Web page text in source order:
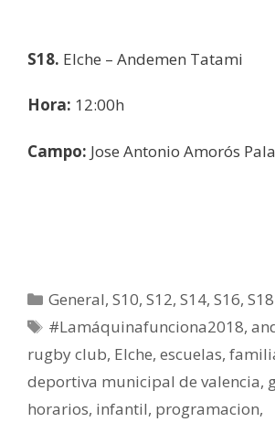
S18. Elche – Andemen Tatami
Hora: 12:00h
Campo: Jose Antonio Amorós
General,S10,S12,S14,S16,S18
#Lamáquinafunciona2018,
rugby club, Elche, escuelas,
deportiva municipal de valencia,
horarios, infantil, programacion,